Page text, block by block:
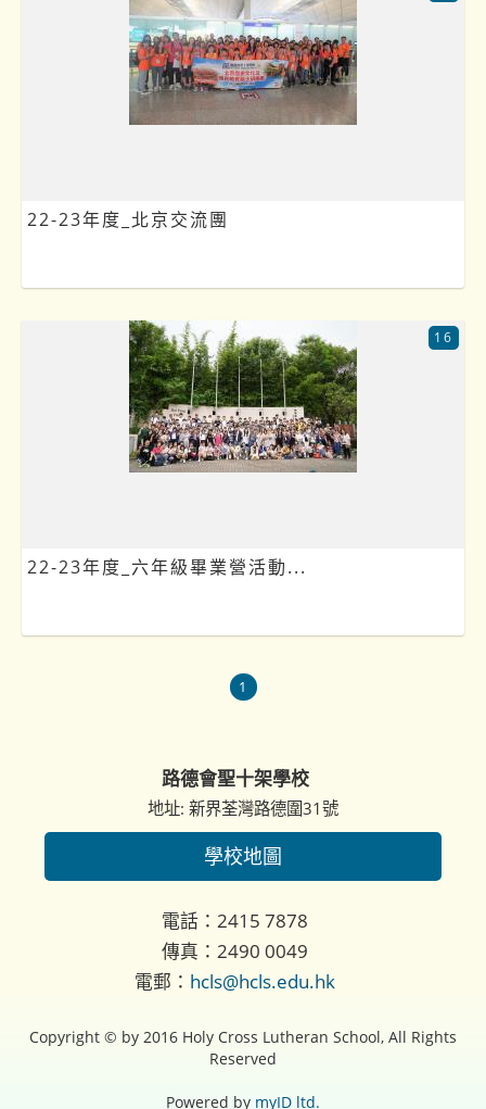
22-23年度_北京交流團
22-23年度_六年級畢業營活動...
16
1
路德會聖十架學校
地址: 新界荃灣路德圍31號
學校地圖
電話：2415 7878
傳真：2490 0049
電郵： hcls@hcls.edu.hk
Copyright © by 2016 Holy Cross Lutheran School, All Rights
Reserved
Powered by myID ltd.